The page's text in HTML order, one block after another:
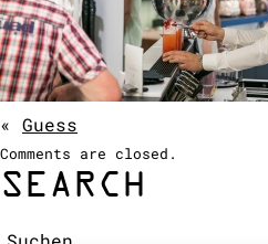
REFERENZEN
VERMIETUNG
TEAM / KONTAKT
COCKTAIL SHOW
ANFRAGE
« Guess
Comments are closed.
SEARCH